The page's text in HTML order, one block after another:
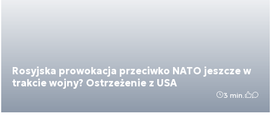
Rosyjska prowokacja przeciwko NATO jeszcze w
trakcie wojny? Ostrzeżenie z USA
3 min.